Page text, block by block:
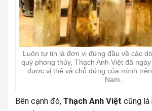
Luôn tự tin là đơn vị đứng đầu về các
quý phong thủy, Thạch Anh Việt đã
được vị thế và chỗ đứng của mình
Nam.
Bên cạnh đó, Thạch Anh Việt cũng là